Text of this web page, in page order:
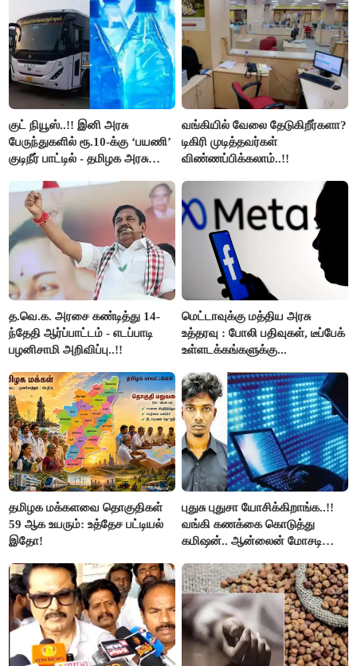
குட் நியூஸ்..!! இனி அரசு
பேருந்துகளில் ரூ.10-க்கு ‘பயணி’
குடிநீர் பாட்டில் - தமிழக அரசு
வங்கியில் வேலை தேடுகிறீர்களா?
டிகிரி முடித்தவர்கள்
விண்ணப்பிக்கலாம்..!!
த.வெ.க. அரசை கண்டித்து 14-
ந்தேதி ஆர்ப்பாட்டம் - எடப்பாடி
பழனிசாமி அறிவிப்பு..!!
மெட்டாவுக்கு மத்திய அரசு
உத்தரவு : போலி பதிவுகள், டீப்பேக்
உள்ளடக்கங்களுக்கு...
தமிழக மக்களவை தொகுதிகள்
59 ஆக உயரும்: உத்தேச பட்டியல்
இதோ!
புதுசு புதுசா யோசிக்கிறாங்க..!!
வங்கி கணக்கை கொடுத்து
கமிஷன்.. ஆன்லைன் மோசடி
கைது..!!